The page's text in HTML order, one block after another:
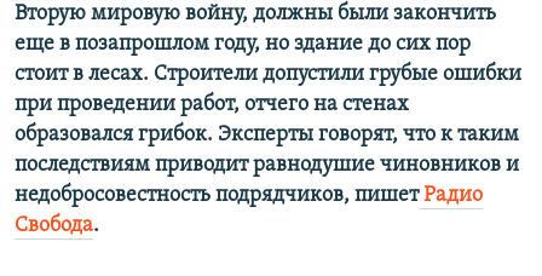
Вторую мировую войну, должны были закончить
еще в позапрошлом году, но здание до сих пор
стоит в лесах. Строители допустили грубые ошибки
при проведении работ, отчего на стенах
образовался грибок. Эксперты говорят, что к таким
последствиям приводит равнодушие чиновников и
недобросовестность подрядчиков, пишетРадио
Свобода.